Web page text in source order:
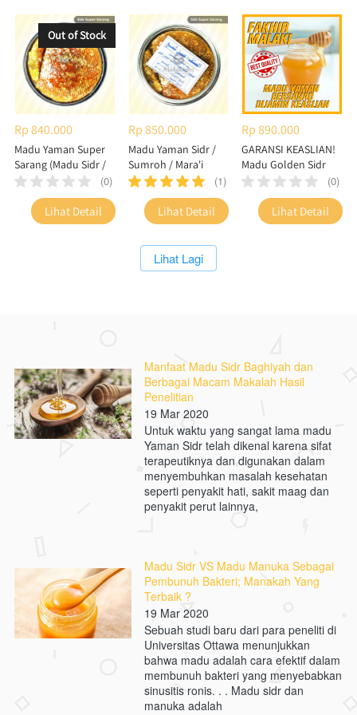
Rp 840.000
Madu Yaman Super
Sarang (Madu Sidr /
Sumroh / Mara'i)
(0)
`Lihat Detail
Out of Stock
Rp 850.000
Madu Yaman Sidr /
Sumroh / Mara'i
Super Sarang
(1)
`
Lihat Detail
Rp 890.000
GARANSI KEASLIAN!
Madu Golden Sidr
Super Premium
Fakhir Malaki
(0)
`Lihat Detail
`Lihat Lagi
Manfaat Madu Sidr Baghiyah dan
Berbagai Macam Makalah Hasil
Penelitian
19 Mar 2020
Untuk waktu yang sangat lama madu
Yaman Sidr telah dikenal karena sifat
terapeutiknya dan digunakan dalam
menyembuhkan masalah kesehatan
seperti penyakit hati, sakit maag dan
penyakit perut lainnya,
Madu Sidr VS Madu Manuka Sebagai
Pembunuh Bakteri; Manakah Yang
Terbaik ?
19 Mar 2020
Sebuah studi baru dari para peneliti di
Universitas Ottawa menunjukkan
bahwa madu adalah cara efektif dalam
membunuh bakteri yang menyebabkan
sinusitis ronis. . . Madu sidr dan
manuka adalah